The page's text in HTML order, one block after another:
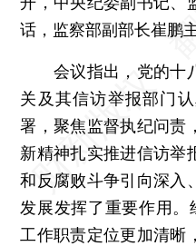
话，监察部副部长崔鹏
会议指出，党的十
关及其信访举报部门
署，聚焦监督执纪问责
新精神扎实推进信访举
和反腐败斗争引向深入
发展发挥了重要作用
工作职责定位更加清晰